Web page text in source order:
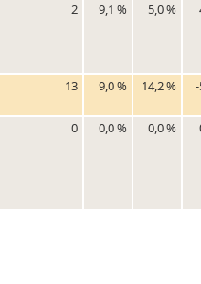
2 9,1 % 5,0 %
13 9,0 % 14,2 %
0 0,0 % 0,0 %